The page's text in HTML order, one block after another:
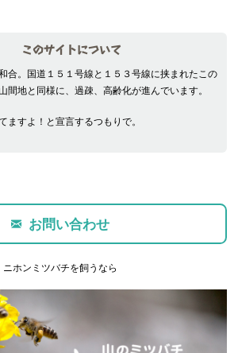
このサイトについて
合。国道１５１号線と１５３号線に挟まれたこの
間地と同様に、過疎、高齢化が進んでいます。
ますよ！と宣言するつもりで。
お問い合わせ
ニホンミツバチを飼うなら